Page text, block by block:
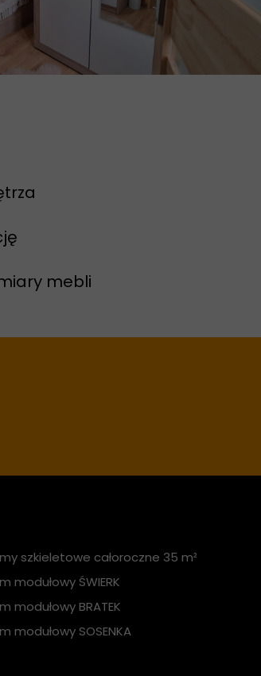
mebli
szkieletowe całoroczne 35 m²
modułowy ŚWIERK
modułowy BRATEK
modułowy SOSENKA